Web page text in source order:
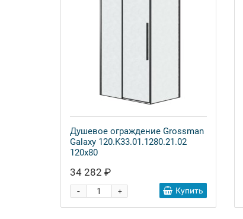
Душевое ограждение Grossman
Galaxy 120.K33.01.1280.21.02
120x80
34 282 ₽
+
- Купить